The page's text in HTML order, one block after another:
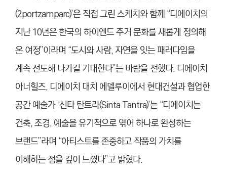
(2portzamparc)’은 직접 그린 스케치와 함께 “디에이치의
지난 10년은 한국의 하이엔드 주거 문화를 새롭게 정의해
온 여정”이라며 “도시와 사람, 자연을 잇는 패러다임을
계속 선도해 나가길 기대한다”는 바람을 전했다. 디에이치
아너힐즈, 디에이치 대치 에델루이에서 현대건설과 협업한
공간 예술가 ‘신타 탄트라(Sinta Tantra)’는 “디에이치는
건축, 조경, 예술을 유기적으로 엮어 하나로 완성하는
브랜드”라며 “아티스트를 존중하고 작품의 가치를
이해하는 점을 깊이 느꼈다”고 밝혔다.